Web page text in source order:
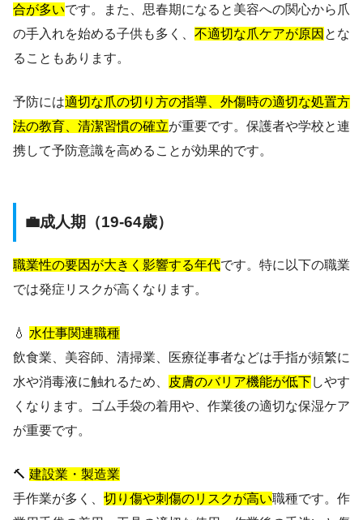
合が多いです。また、思春期になると美容への関心から爪
の手入れを始める子供も多く、 不適切な爪ケアが原因 とな
ることもあります。
予防には適切な爪の切り方の指導、外傷時の適切な処置方
法の教育、清潔習慣の確立が重要です。保護者や学校と連
携して予防意識を高めることが効果的です。
💼成人期（19-64歳）
職業性の要因が大きく影響する年代です。特に以下の職業
では発症リスクが高くなります。
💧 水仕事関連職種
飲食業、美容師、清掃業、医療従事者などは手指が頻繁に
水や消毒液に触れるため、
皮膚のバリア機能が低下しやす
くなります。ゴム手袋の着用や、作業後の適切な保湿ケア
が重要です。
🔨 建設業・製造業
手作業が多く、 切り傷や刺傷のリスクが高い職種です。作